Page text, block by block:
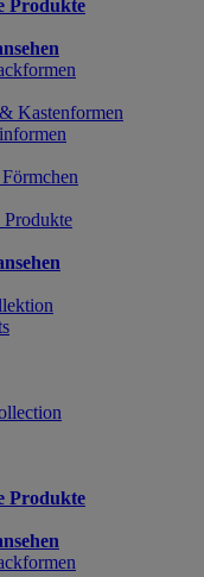
Produkte
Kastenformen
Produkte